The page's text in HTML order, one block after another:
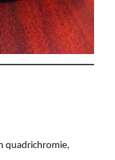
quadrichromie,